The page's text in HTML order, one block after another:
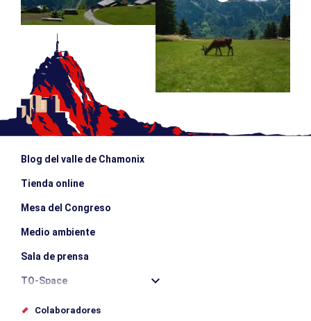
Blog del valle de Chamonix
Tienda online
Mesa del Congreso
Medio ambiente
Sala de prensa
TO-Space
Offices de tourisme
Colaboradores